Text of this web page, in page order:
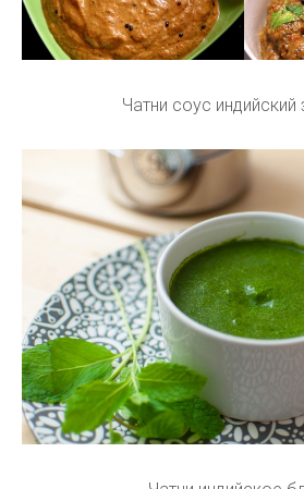
Чатни соус индийский